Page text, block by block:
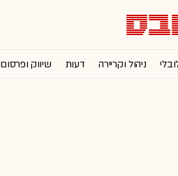
ניהול וקריירה דעות שיווק ופרסום